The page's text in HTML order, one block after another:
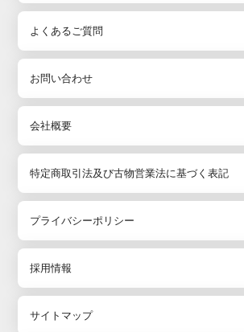
よくあるご質問
お問い合わせ
会社概要
特定商取引法及び古物営業法に基づく表記
プライバシーポリシー
採用情報
サイトマップ